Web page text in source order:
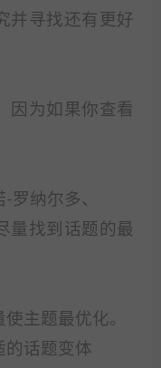
并寻找还有更好
因为如果你查看
罗纳尔多、
量找到话题的最
主题最优化。
的话题变体